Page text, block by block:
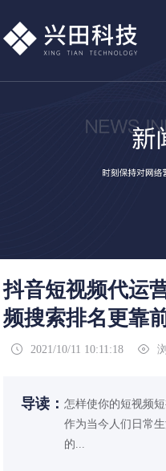
抖音短视频代运
频搜索排名更靠
 2021/10/11 10:11:18 
导读：怎样使你的短视频
作为当今人们日常
的...